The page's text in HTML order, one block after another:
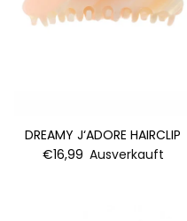
DREAMY J‘ADORE HAIRCLIP
€16,99 Ausverkauft